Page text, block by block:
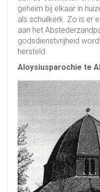
geheim bij elkaar in
als schuilkerk. Zo is er
aan het
godsdienstvrijheid
hersteld.
Aloysiusparochie te